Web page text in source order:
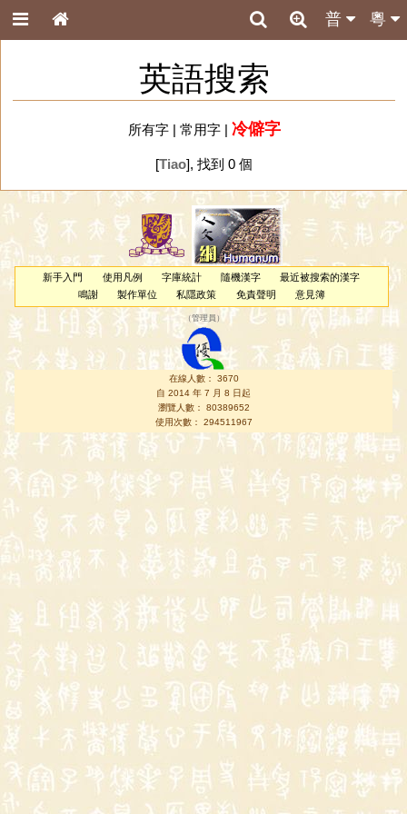
粵
普
英語搜索
所有字| 常用字| 冷僻字
[Tiao], 找到 0 個
新手入門 使用凡例 字庫統計 隨機漢字
最近被搜索的漢字
鳴謝
製作單位 私隱政策 免責聲明 意見簿
（管理員 ）
在線人數： 3670
自 2014 年 7 月 8 日起
瀏覽人數： 80389652
使用次數： 294511967